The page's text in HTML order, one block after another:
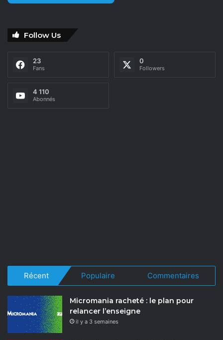
Follow Us
23
Fans
0
Followers
4 110
Abonnés
Récent Populaire Commentaires
Micromania racheté : le plan pour
relancer l’enseigne
il y a 3 semaines